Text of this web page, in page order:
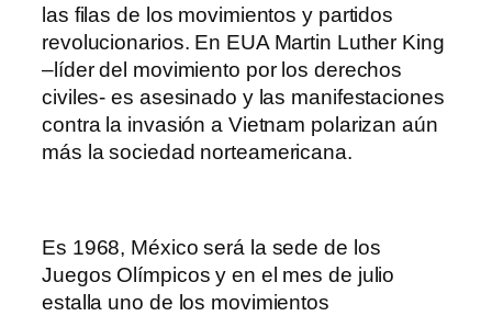
las filas de los movimientos y partidos
revolucionarios. En EUA Martin Luther King
–líder del movimiento por los derechos
civiles- es asesinado y las manifestaciones
contra la invasión a Vietnam polarizan aún
más la sociedad norteamericana.
Es 1968, México será la sede de los
Juegos Olímpicos y en el mes de julio
estalla uno de los movimientos